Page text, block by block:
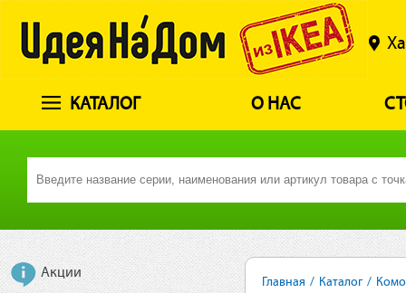
КАТАЛОГ О НАС
Акции
Главная / Каталог /